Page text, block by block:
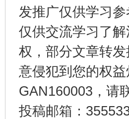
发推广仅供学习
仅供交流学习了
权，部分文章转
意侵犯到您的权
GAN160003，请
投稿邮箱：
受贿1.44亿！段成刚被判无